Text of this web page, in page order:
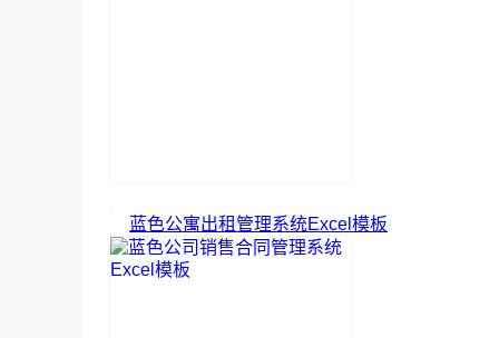
蓝色公寓出租管理系统Excel模板